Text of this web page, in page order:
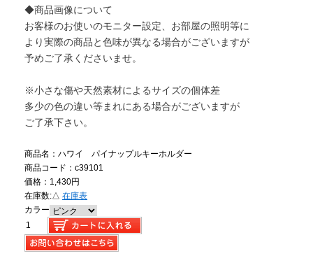
◆商品画像について
お客様のお使いのモニター設定、お部屋の照明等に
より実際の商品と色味が異なる場合がございますが
予めご了承くださいませ。
※小さな傷や天然素材によるサイズの個体差
多少の色の違い等まれにある場合がございますが
ご了承下さい。
商品名：ハワイ パイナップルキーホルダー
商品コード：c39101
価格：1,430円
在庫数:△ 在庫表
カラー